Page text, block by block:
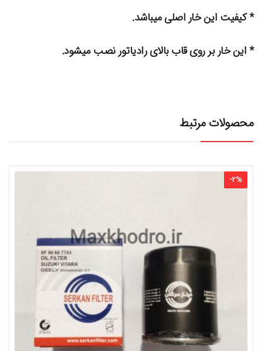
* کیفیت این خار اصلی میباشد.
* این خار بر روی قاب بالای رادیاتور نصب میشود.
محصولات مرتبط
-2%